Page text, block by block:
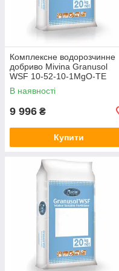
Комплексне водорозчинне
добриво Mivina Granusol
WSF 10-52-10-1MgO-TE
В наявності
9 996 ₴
Купити